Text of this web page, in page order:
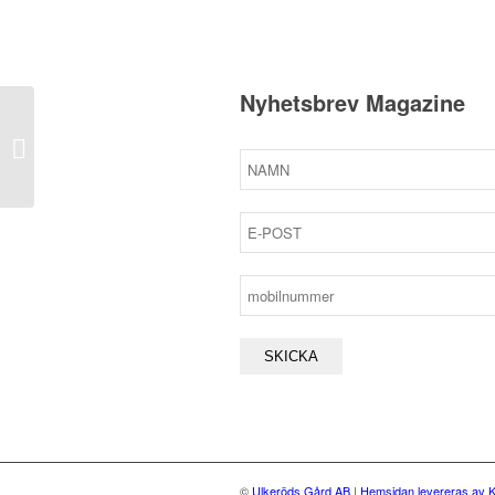
Nyhetsbrev Magazine
© Ulkeröds Gård AB | Hemsidan levereras av
Extrasäng, barn över 12 år och vuxen